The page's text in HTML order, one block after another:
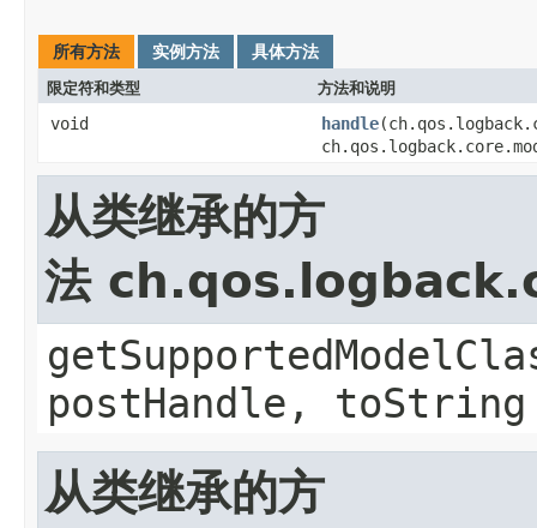
所有方法 实例方法 具体方法
限定符和类型 方法和说明
void handle
从类继承的方
法
postHandle, toString
从类继承的方